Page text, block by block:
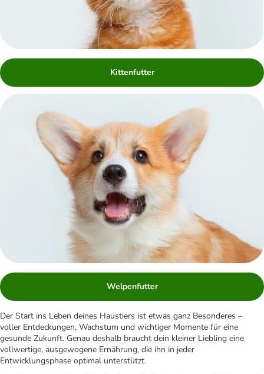
Kittenfutter
Welpenfutter
Der Start ins Leben deines Haustiers ist etwas ganz Besonderes –
voller Entdeckungen, Wachstum und wichtiger Momente für eine
gesunde Zukunft. Genau deshalb braucht dein kleiner Liebling eine
vollwertige, ausgewogene Ernährung, die ihn in jeder
Entwicklungsphase optimal unterstützt.